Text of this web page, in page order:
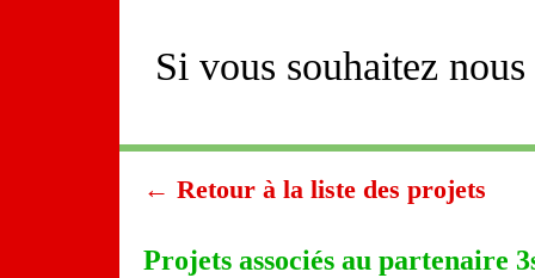
Si vous souhaitez
← Retour à la liste des projets
Projets associés au partenaire